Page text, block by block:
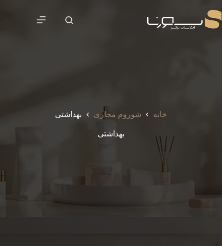
به
محتوا
خانه شوروم مجازی بهداشتی
بهداشتی